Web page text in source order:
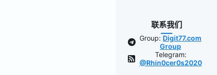
联系我们
Group: Digit77.com
Group
Telegram:
@Rhin0cer0s2020